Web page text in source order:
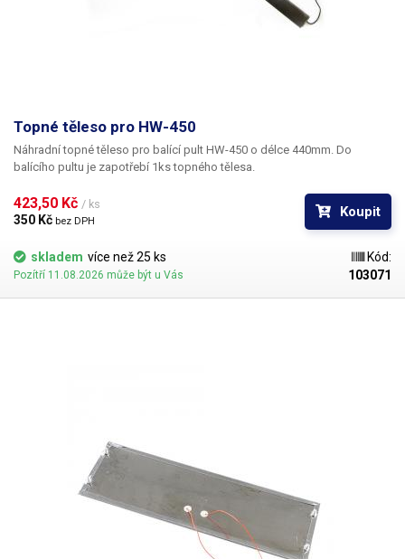
Topné těleso pro HW-450
Náhradní topné těleso pro balící pult HW-450 o délce 440mm. Do
balícího pultu je zapotřebí 1ks topného tělesa.
423,50 Kč / ks
350 Kč bez DPH
Koupit
skladem více než 25 ks
Pozítří 11.08.2026 může být u Vás
Kód:
103071